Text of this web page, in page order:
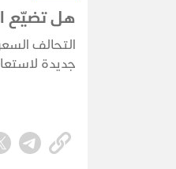
هل تضيّع
التحالف
جديدة